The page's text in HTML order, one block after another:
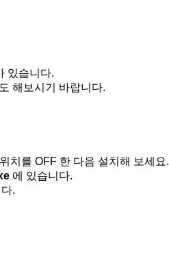
있습니다.
해보시기 바랍니다.
치를 OFF 한 다음 설치해 보세요.
에 있습니다.
.